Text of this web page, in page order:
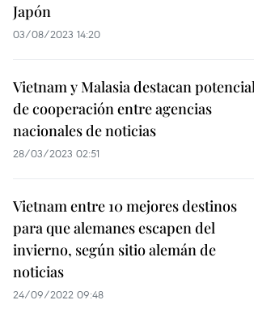
Japón
03/08/2023 14:20
Vietnam y Malasia destacan
de cooperación entre agencias
nacionales de noticias
28/03/2023 02:51
Vietnam entre 10 mejores destinos
para que alemanes escapen del
invierno, según sitio alemán de
noticias
24/09/2022 09:48